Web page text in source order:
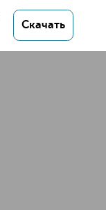
Скачать